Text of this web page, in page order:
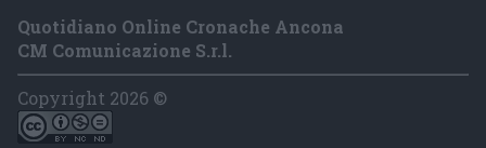
Quotidiano Online Cronache Ancona
CM Comunicazione S.r.l.
Copyright 2026 ©